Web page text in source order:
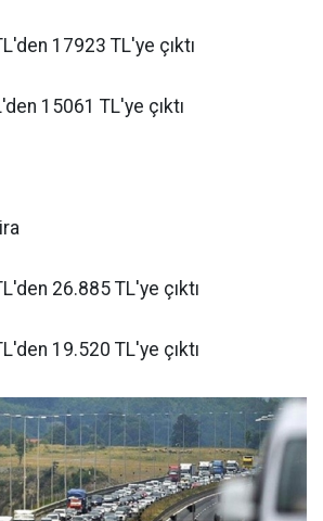
17923 TL'ye çıktı
15061 TL'ye çıktı
26.885 TL'ye çıktı
19.520 TL'ye çıktı